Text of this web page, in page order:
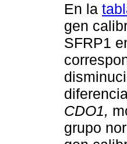
En la
gen
SFRP1
CDO1,
grupo